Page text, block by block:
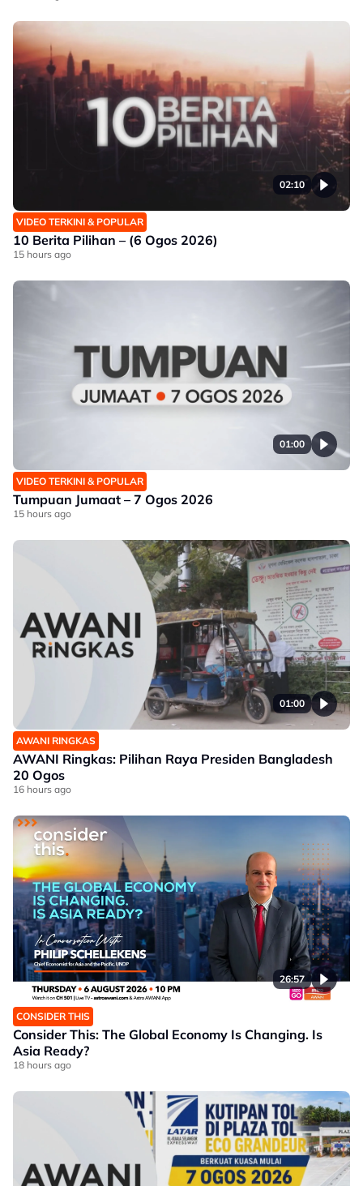
02:10
VIDEO TERKINI & POPULAR
10 Berita Pilihan – (6 Ogos 2026)
15 hours ago
01:00
VIDEO TERKINI & POPULAR
Tumpuan Jumaat – 7 Ogos 2026
15 hours ago
01:00
AWANI RINGKAS
AWANI Ringkas: Pilihan Raya Presiden Bangladesh
20 Ogos
16 hours ago
26:57
CONSIDER THIS
Consider This: The Global Economy Is Changing. Is
Asia Ready?
18 hours ago